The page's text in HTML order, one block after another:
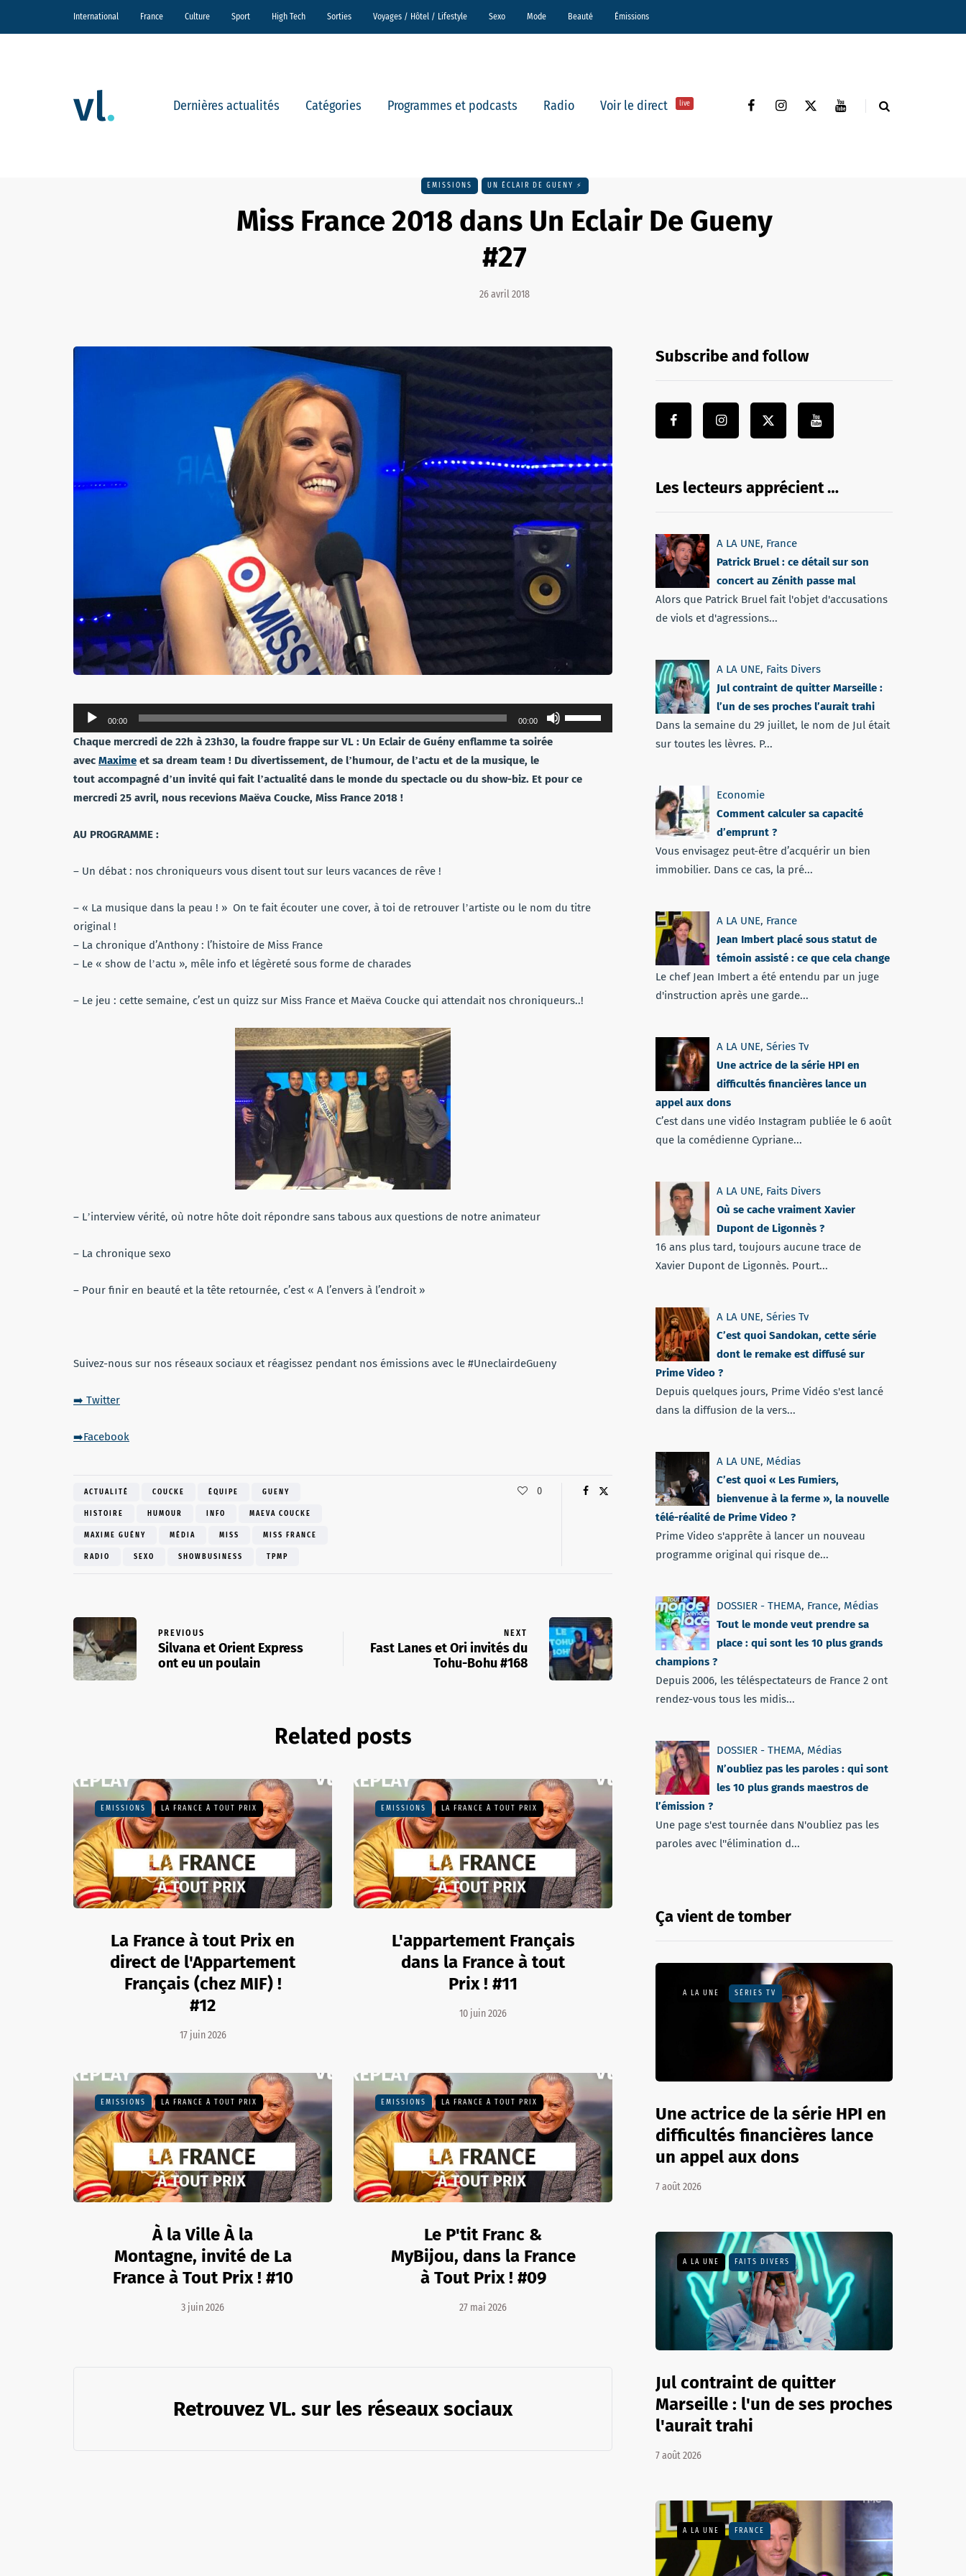
International France Culture Sport High Tech Sorties Voyages / Hôtel / Lifestyle Sexo Mode Beauté Émissions
Dernières actualités Catégories Programmes et podcasts Radio Voir le direct live
EMISSIONS UN ÉCLAIR DE GUENY ⚡️
Miss France 2018 dans Un Eclair De Gueny
#27
26 avril 2018
Lecteur
audio
00:00 00:00
les
pour
Chaque mercredi de 22h à 23h30, la foudre frappe sur VL : Un Eclair de Guény enflamme ta soirée
avec Maxime et sa dream team ! Du divertissement, de lʼhumour, de lʼactu et de la musique, le
tout accompagné dʼun invité qui fait lʼactualité dans le monde du spectacle ou du show-biz. Et pour ce
mercredi 25 avril, nous recevions Maëva Coucke, Miss France 2018 !
AU PROGRAMME :
– Un débat : nos chroniqueurs vous disent tout sur leurs vacances de rêve !
– « La musique dans la peau ! » On te fait écouter une cover, à toi de retrouver lʼartiste ou le nom du titre
original !
– La chronique d’Anthony : l’histoire de Miss France
– Le « show de lʼactu », mêle info et légèreté sous forme de charades
– Le jeu : cette semaine, c’est un quizz sur Miss France et Maëva Coucke qui attendait nos chroniqueurs..!
– Lʼinterview vérité, où notre hôte doit répondre sans tabous aux questions de notre animateur
– La chronique sexo
– Pour finir en beauté et la tête retournée, c’est « A l’envers à l’endroit »
Suivez-nous sur nos réseaux sociaux et réagissez pendant nos émissions avec le #UneclairdeGueny
➡️ Twitter
➡️Facebook
ACTUALITÉ COUCKE ÉQUIPE GUENY
HISTOIRE HUMOUR INFO MAEVA COUCKE
MAXIME GUÉNY MÉDIA MISS MISS FRANCE
RADIO SEXO SHOWBUSINESS TPMP
0
PREVIOUS
Silvana et Orient Express
ont eu un poulain
NEXT
Fast Lanes et Ori invités du
Tohu-Bohu #168
Related posts
EMISSIONS LA FRANCE À TOUT PRIX
La France à tout Prix en
direct de l'Appartement
Français (chez MIF) !
#12
17 juin 2026
EMISSIONS LA FRANCE À TOUT PRIX
L'appartement Français
dans la France à tout
Prix ! #11
10 juin 2026
EMISSIONS LA FRANCE À TOUT PRIX
À la Ville À la
Montagne, invité de La
France à Tout Prix ! #10
3 juin 2026
EMISSIONS LA FRANCE À TOUT PRIX
Le P'tit Franc &
MyBijou, dans la France
à Tout Prix ! #09
27 mai 2026
Retrouvez VL. sur les réseaux sociaux
Subscribe and follow
Les lecteurs apprécient …
A LA UNE, France
Patrick Bruel : ce détail sur son
concert au Zénith passe mal
Alors que Patrick Bruel fait l'objet d'accusations
de viols et d'agressions...
A LA UNE, Faits Divers
Jul contraint de quitter Marseille :
l’un de ses proches l’aurait trahi
Dans la semaine du 29 juillet, le nom de Jul était
sur toutes les lèvres. P...
Economie
Comment calculer sa capacité
d’emprunt ?
Vous envisagez peut-être d’acquérir un bien
immobilier. Dans ce cas, la pré...
A LA UNE, France
Jean Imbert placé sous statut de
témoin assisté : ce que cela change
Le chef Jean Imbert a été entendu par un juge
d'instruction après une garde...
A LA UNE, Séries Tv
Une actrice de la série HPI en
difficultés financières lance un
appel aux dons
C’est dans une vidéo Instagram publiée le 6 août
que la comédienne Cypriane...
A LA UNE, Faits Divers
Où se cache vraiment Xavier
Dupont de Ligonnès ?
16 ans plus tard, toujours aucune trace de
Xavier Dupont de Ligonnès. Pourt...
A LA UNE, Séries Tv
C’est quoi Sandokan, cette série
dont le remake est diffusé sur
Prime Video ?
Depuis quelques jours, Prime Vidéo s'est lancé
dans la diffusion de la vers...
A LA UNE, Médias
C’est quoi « Les Fumiers,
bienvenue à la ferme », la nouvelle
télé-réalité de Prime Video ?
Prime Video s'apprête à lancer un nouveau
programme original qui risque de...
DOSSIER - THEMA, France, Médias
Tout le monde veut prendre sa
place : qui sont les 10 plus grands
champions ?
Depuis 2006, les téléspectateurs de France 2 ont
rendez-vous tous les midis...
DOSSIER - THEMA, Médias
N’oubliez pas les paroles : qui sont
les 10 plus grands maestros de
l’émission ?
Une page s'est tournée dans N'oubliez pas les
paroles avec l''élimination d...
Ça vient de tomber
A LA UNE SÉRIES TV
Une actrice de la série HPI en
difficultés financières lance
un appel aux dons
7 août 2026
A LA UNE FAITS DIVERS
Jul contraint de quitter
Marseille : l'un de ses proches
l'aurait trahi
7 août 2026
A LA UNE FRANCE